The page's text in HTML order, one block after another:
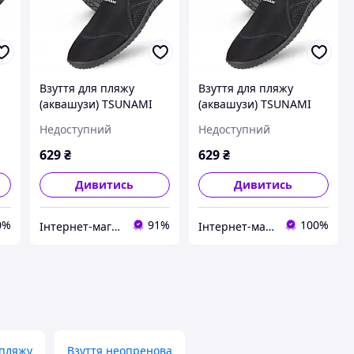
Взуття для пляжу
(аквашузи) TSUNAMI
та водних видів спорту
Size 28 Black (P-
Недоступний
629 ₴
Дивитись
Інтернет-магазин Allegoriya 91%
Взуття для пляжу
(аквашузи) TSUNAMI
та водних видів спорту
Size 28 Black (P-
Недоступний
629₴
Дивитись
Інтернет-магазин "Дешевле Нет" 100%
Взуття неопренова